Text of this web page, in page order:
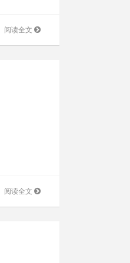
阅读全文
阅读全文